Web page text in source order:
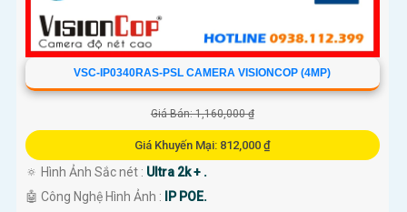
VSC-IP0340RAS-PSL CAMERA VISIONCOP (4MP)
Giá Bán: 1,160,000 ₫
Giá Khuyến Mại: 812,000 ₫
🔅 Hình Ảnh Sắc nét : Ultra 2k + .
🤖️ Công Nghệ Hình Ảnh : IP POE.